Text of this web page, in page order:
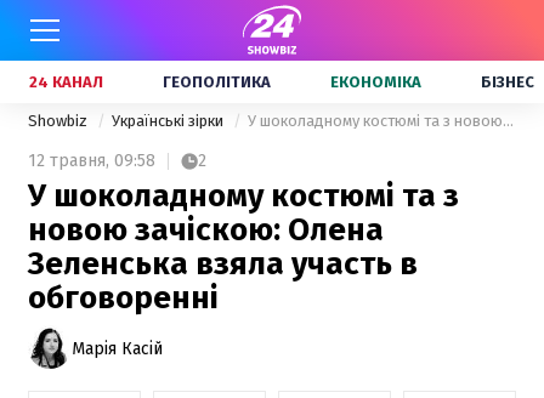
24 КАНАЛ ГЕОПОЛІТИКА ЕКОНОМІКА БІЗНЕС
Showbiz Українські зірки У шоколадному костюмі та з новою зачіскою: Олена Зеленська взяла участь в обговоренні
12 травня, 09:58 2
У шоколадному костюмі та з
новою зачіскою: Олена
Зеленська взяла участь в
обговоренні
Марія Касій